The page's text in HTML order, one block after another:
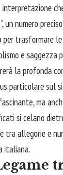
interpretazione
un numero
trasformare
e saggezza
la profonda
particolare sul
ma
si celano
tra allegorie e
italiana.